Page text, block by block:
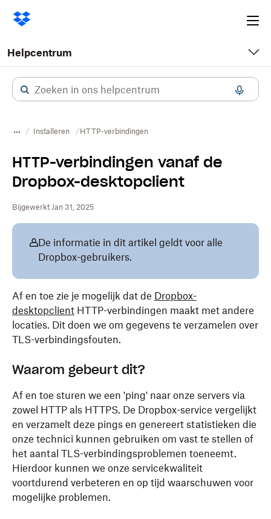
Helpcentrum
Installeren HTTP-verbindingen
HTTP-verbindingen vanaf de
Dropbox-desktopclient
Bijgewerkt Jan 31, 2025
De informatie in dit artikel geldt voor alle
Dropbox-gebruikers.
Af en toe zie je mogelijk dat de Dropbox-
desktopclient HTTP-verbindingen maakt met andere
locaties. Dit doen we om gegevens te verzamelen over
TLS-verbindingsfouten.
Waarom gebeurt dit?
Af en toe sturen we een 'ping' naar onze servers via
zowel HTTP als HTTPS. De Dropbox-service vergelijkt
en verzamelt deze pings en genereert statistieken die
onze technici kunnen gebruiken om vast te stellen of
het aantal TLS-verbindingsproblemen toeneemt.
Hierdoor kunnen we onze servicekwaliteit
voortdurend verbeteren en op tijd waarschuwen voor
mogelijke problemen.